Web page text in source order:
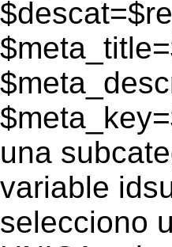
una
variable
selecciono